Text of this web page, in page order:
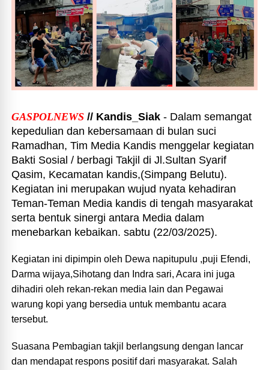
GASPOLNEWS // Kandis_Siak - Dalam semangat
kepedulian dan kebersamaan di bulan suci
Ramadhan, Tim Media Kandis menggelar kegiatan
Bakti Sosial / berbagi Takjil di Jl.Sultan Syarif
Qasim, Kecamatan kandis,(Simpang Belutu).
Kegiatan ini merupakan wujud nyata kehadiran
Teman-Teman Media kandis di tengah masyarakat
serta bentuk sinergi antara Media dalam
menebarkan kebaikan. sabtu (22/03/2025).
Kegiatan ini dipimpin oleh Dewa napitupulu ,puji Efendi,
Darma wijaya,Sihotang dan Indra sari, Acara ini juga
dihadiri oleh rekan-rekan media lain dan Pegawai
warung kopi yang bersedia untuk membantu acara
tersebut.
Suasana Pembagian takjil berlangsung dengan lancar
dan mendapat respons positif dari masyarakat. Salah